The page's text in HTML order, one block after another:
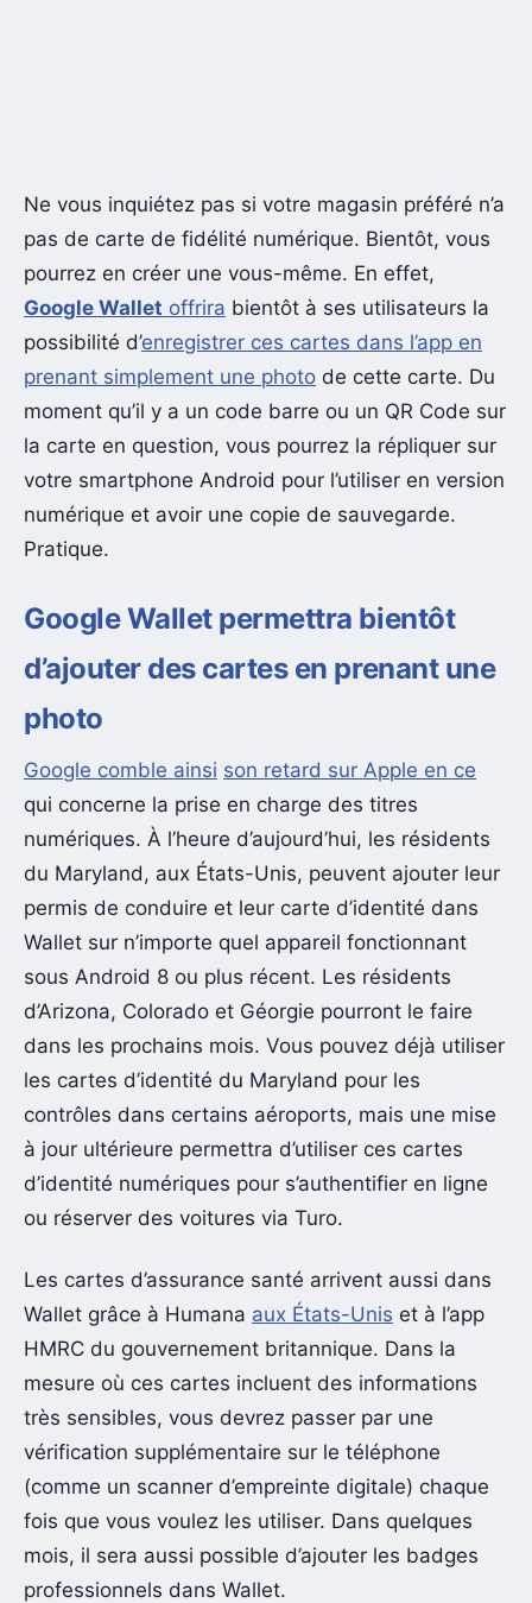
Ne vous inquiétez pas si votre magasin préféré n’a
pas de carte de fidélité numérique. Bientôt, vous
pourrez en créer une vous-même. En effet,
Google Wallet offrira bientôt à ses utilisateurs la
possibilité d’enregistrer ces cartes dans l’app en
prenant simplement une photo de cette carte. Du
moment qu’il y a un code barre ou un QR Code sur
la carte en question, vous pourrez la répliquer sur
votre smartphone Android pour l’utiliser en version
numérique et avoir une copie de sauvegarde.
Pratique.
Google Wallet permettra bientôt
d’ajouter des cartes en prenant une
photo
Google comble ainsi son retard sur Apple en ce
qui concerne la prise en charge des titres
numériques. À l’heure d’aujourd’hui, les résidents
du Maryland, aux États-Unis, peuvent ajouter leur
permis de conduire et leur carte d’identité dans
Wallet sur n’importe quel appareil fonctionnant
sous Android 8 ou plus récent. Les résidents
d’Arizona, Colorado et Géorgie pourront le faire
dans les prochains mois. Vous pouvez déjà utiliser
les cartes d’identité du Maryland pour les
contrôles dans certains aéroports, mais une mise
à jour ultérieure permettra d’utiliser ces cartes
d’identité numériques pour s’authentifier en ligne
ou réserver des voitures via Turo.
Les cartes d’assurance santé arrivent aussi dans
Wallet grâce à Humana aux États-Unis et à l’app
HMRC du gouvernement britannique. Dans la
mesure où ces cartes incluent des informations
très sensibles, vous devrez passer par une
vérification supplémentaire sur le téléphone
(comme un scanner d’empreinte digitale) chaque
fois que vous voulez les utiliser. Dans quelques
mois, il sera aussi possible d’ajouter les badges
professionnels dans Wallet.